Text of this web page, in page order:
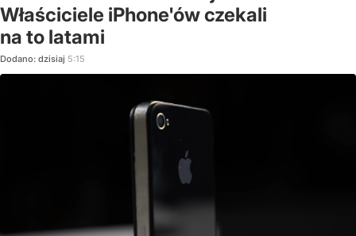
Właściciele iPhone'ów czekali
na to latami
Dodano: dzisiaj 5:15